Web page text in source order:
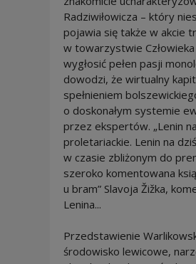
Radziwiłowicza – który
pojawia się także w akcie
w towarzystwie
wygłosić pełen pasji
dowodzi, że wirtualny
spełnieniem
o doskonałym systemie
przez ekspertów. „Lenin
proletariackie. Lenin na
w czasie zbliżonym do
szeroko komentowana
u bram” Slavoja Žižka,
Lenina...
Przedstawienie
środowisko lewicowe,